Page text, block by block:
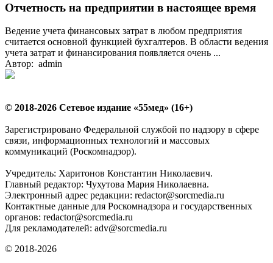
Отчетность на предприятии в настоящее время
Ведение учета финансовых затрат в любом предприятия
считается основной функцией бухгалтеров. В области ведения
учета затрат и финансирования появляется очень ...
Автор: admin
© 2018-2026 Сетевое издание «55мед» (16+)
Зарегистрировано Федеральной службой по надзору в сфере
связи, информационных технологий и массовых
коммуникаций (Роскомнадзор).
Учредитель: Харитонов Константин Николаевич.
Главный редактор: Чухутова Мария Николаевна.
Электронный адрес редакции: redactor@sorcmedia.ru
Контактные данные для Роскомнадзора и государственных
органов: redactor@sorcmedia.ru
Для рекламодателей: adv@sorcmedia.ru
© 2018-2026